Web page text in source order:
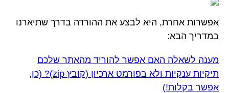
אפשרות אחרת, היא לבצע את ההורדה בדרך שתיארנו
במדריך הבא:
מענה לשאלה האם אפשר להוריד מהאתר שלכם
תיקיות ענקיות ולא בפורמט ארכיון (קובץ zip)? (כן,
אפשר בקלות!)